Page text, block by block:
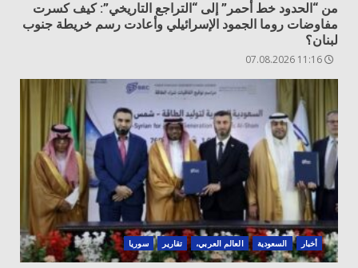
من “الحدود خط أحمر” إلى “التراجع التاريخي”: كيف كسرت
مفاوضات روما الجمود الإسرائيلي وأعادت رسم خريطة جنوب
لبنان؟
أخبار السعودية العالم العربي، تقارير سوريا